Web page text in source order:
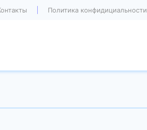
Политика конфидициальности